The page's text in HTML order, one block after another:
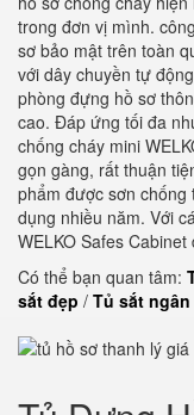
trong đơn vị mình.
sơ bảo mật trên toàn
với dây chuyền tự
phòng đựng hồ sơ
cao. Đáp ứng tối đa
chống cháy mini
gọn gàng, rất thuận
phẩm được sơn
dụng nhiều năm. Với
WELKO Safes
Có thể bạn quan tâm:
sắt đẹp / Tủ sắt